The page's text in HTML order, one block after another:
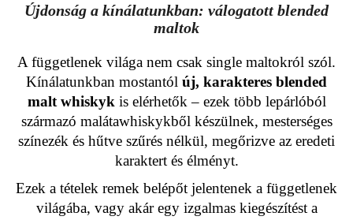
Újdonság a kínálatunkban: válogatott blended
maltok
A függetlenek világa nem csak single maltokról szól.
Kínálatunkban mostantól új, karakteres blended
malt whiskyk is elérhetők – ezek több lepárlóból
származó malátawhiskykből készülnek, mesterséges
színezék és hűtve szűrés nélkül, megőrizve az eredeti
karaktert és élményt.
Ezek a tételek remek belépőt jelentenek a függetlenek
világába, vagy akár egy izgalmas kiegészítést a